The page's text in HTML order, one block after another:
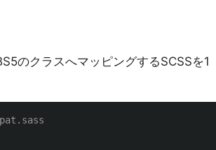
のクラスへマッピングするSCSSを1